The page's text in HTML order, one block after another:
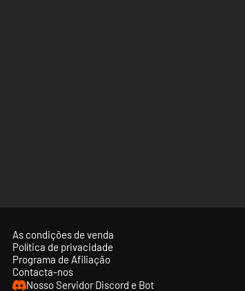
As condições de venda
Política de privacidade
Programa de Afiliação
Contacta-nos
Nosso Servidor Discord e Bot